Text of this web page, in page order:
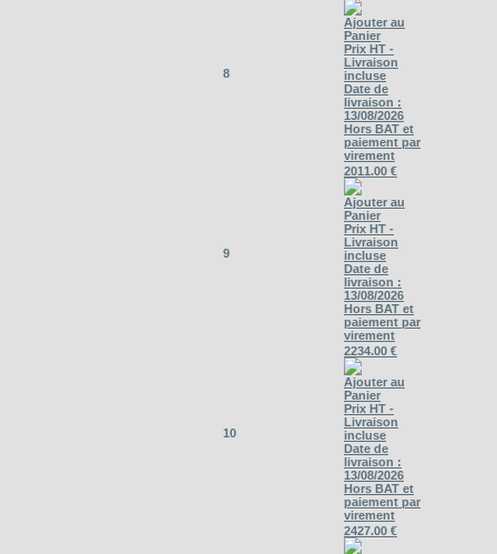
8
Ajouter au
Panier
Prix HT -
Livraison
incluse
Date de
livraison :
13/08/2026
Hors BAT et
paiement par
virement
9
2011.00 €
Ajouter au
Panier
Prix HT -
Livraison
incluse
Date de
livraison :
13/08/2026
Hors BAT et
paiement par
virement
10
2234.00 €
Ajouter au
Panier
Prix HT -
Livraison
incluse
Date de
livraison :
13/08/2026
Hors BAT et
paiement par
virement
2427.00 €